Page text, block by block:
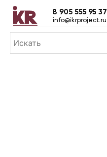
8 905 555 95 37
info@ikrproject.ru